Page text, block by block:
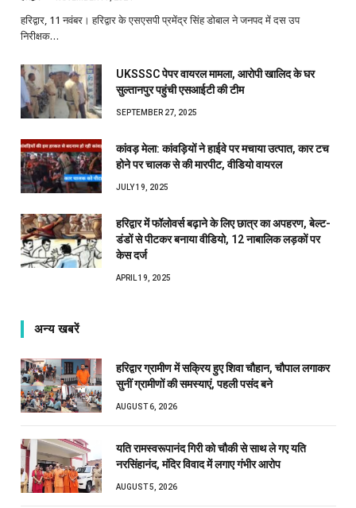
हरिद्वार, 11 नवंबर। हरिद्वार के एसएसपी प्रमेंद्र सिंह डोबाल ने जनपद में दस उप
निरीक्षक…
UKSSSC पेपर वायरल मामला, आरोपी खालिद के घर
सुल्तानपुर पहुंची एसआईटी की टीम
SEPTEMBER 27, 2025
कांवड़ मेला: कांवड़ियों ने हाईवे पर मचाया उत्पात, कार टच
होने पर चालक से की मारपीट, वीडियो वायरल
JULY 19, 2025
हरिद्वार में फॉलोवर्स बढ़ाने के लिए छात्र का अपहरण, बेल्ट-
डंडों से पीटकर बनाया वीडियो, 12 नाबालिक लड़कों पर
केस दर्ज
APRIL 19, 2025
अन्य खबरें
हरिद्वार ग्रामीण में सक्रिय हुए शिवा चौहान, चौपाल लगाकर
सुनीं ग्रामीणों की समस्याएं, पहली पसंद बने
AUGUST 6, 2026
यति रामस्वरूपानंद गिरी को चौकी से साथ ले गए यति
नरसिंहानंद, मंदिर विवाद में लगाए गंभीर आरोप
AUGUST 5, 2026